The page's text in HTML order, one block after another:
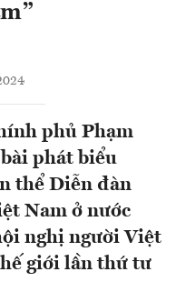
phủ Phạm
phát biểu
thể Diễn đàn
Nam ở nước
nghị người Việt
giới lần thứ tư